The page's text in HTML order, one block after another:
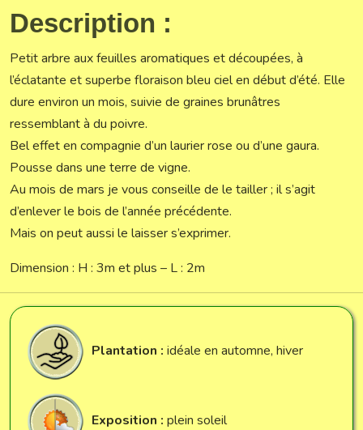
Description :
Petit arbre aux feuilles aromatiques et découpées, à
l’éclatante et superbe floraison bleu ciel en début d’été. Elle
dure environ un mois, suivie de graines brunâtres
ressemblant à du poivre.
Bel effet en compagnie d’un laurier rose ou d’une gaura.
Pousse dans une terre de vigne.
Au mois de mars je vous conseille de le tailler ; il s’agit
d’enlever le bois de l’année précédente.
Mais on peut aussi le laisser s’exprimer.
Dimension : H : 3m et plus – L : 2m
Plantation : idéale en automne, hiver
Exposition : plein soleil